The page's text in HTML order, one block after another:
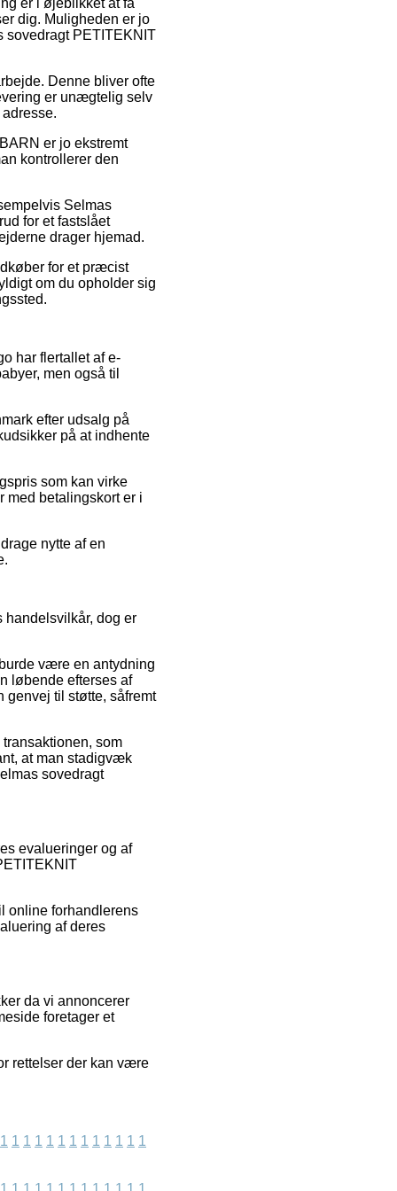
dig. Muligheden er jo
sovedragt PETITEKNIT
Denne bliver ofte
er unægtelig selv
er jo ekstremt
kontrollerer den
Selmas
for et fastslået
drager hjemad.
for et præcist
om du opholder sig
har flertallet af e-
men også til
efter udsalg på
på at indhente
som kan virke
med betalingskort er i
nytte af en
handelsvilkår, dog er
være en antydning
løbende efterses af
genvej til støtte, såfremt
som
at man stadigvæk
sovedragt
evalueringer og af
online forhandlerens
af deres
da vi annoncerer
foretager et
rettelser der kan være
1 1 1 1 1 1 1 1 1 1 1 1 1